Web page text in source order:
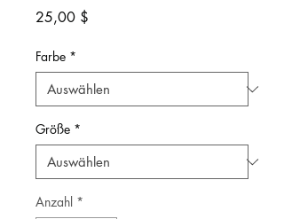
25,00 $
Farbe *
Größe *
Anzahl *